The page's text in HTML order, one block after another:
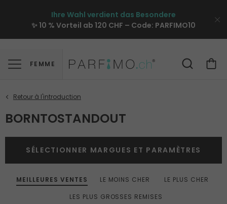
Ihre Wahl verdient das Besondere
✨ 10 % Vorteil ab 120 CHF – Code: PARFIMO10
FEMME
BORNTOSTANDOUT
MEILLEURES VENTES LE MOINS CHER
LE PLUS CHER
LES PLUS GROSSES REMISES
SÉLECTIONNER MARGUES ET PARAMÈTRES